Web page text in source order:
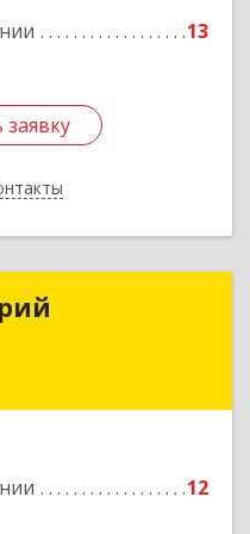
13
Подробнее
12
Валерий
Подробнее